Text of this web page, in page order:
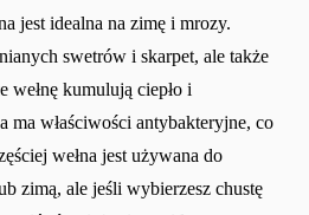
jest idealna na zimę i mrozy.
swetrów i skarpet, ale także
wełnę kumulują ciepło i
ma właściwości antybakteryjne, co
wełna jest używana do
zimą, ale jeśli wybierzesz chustę